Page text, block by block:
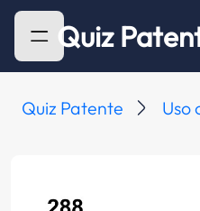
Quiz
Quiz Patente Uso